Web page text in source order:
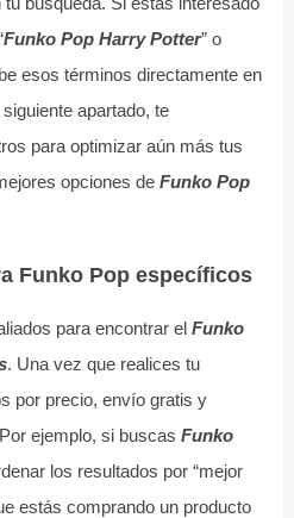
Funko Pop Harry Potter” o
esos términos directamente en
apartado, te
para optimizar aún más tus
opciones de Funko Pop
Funko Pop específicos
para encontrar el Funko
. Una vez que realices tu
por precio, envío gratis y
ejemplo, si buscas Funko
los resultados por “mejor
estás comprando un producto